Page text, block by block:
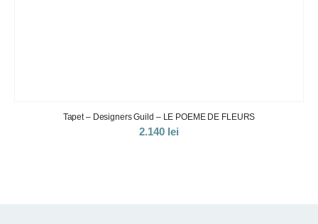
Tapet – Designers Guild – LE POEME DE FLEURS
2.140 lei